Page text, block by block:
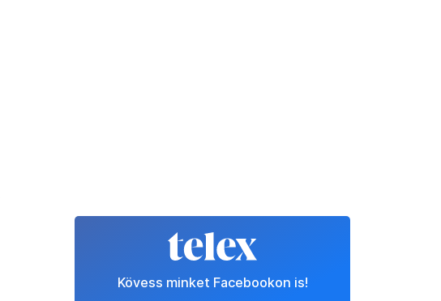
Kövess minket Facebookon is!